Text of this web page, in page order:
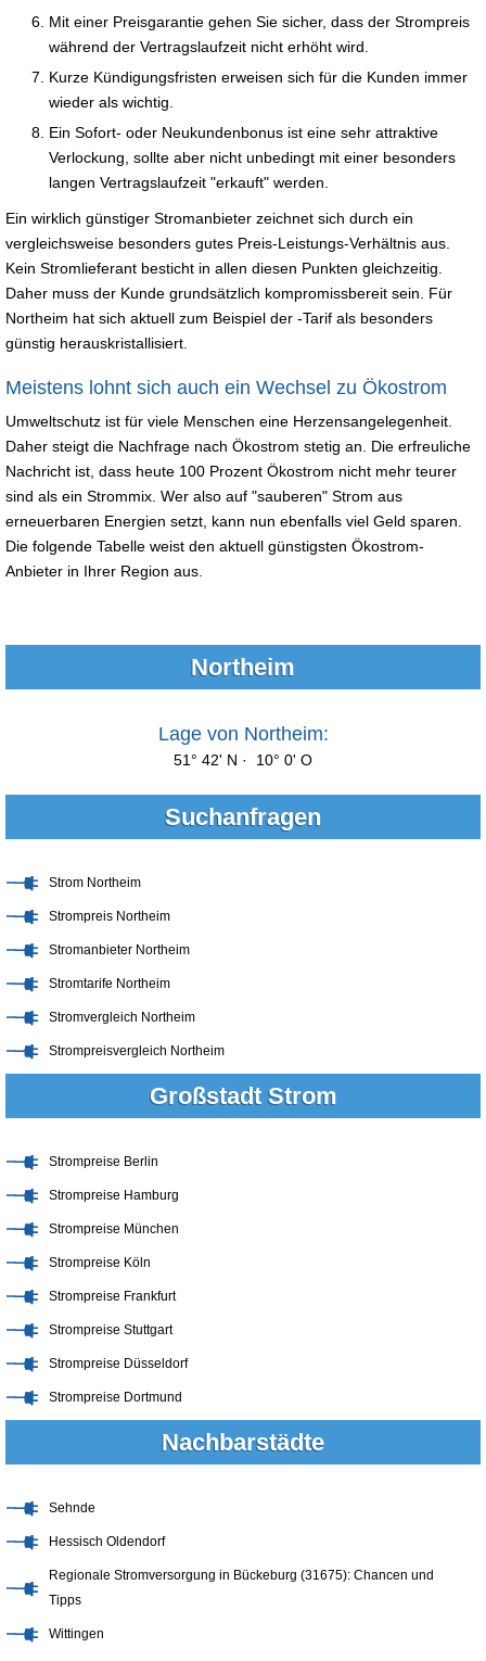
Mit einer Preisgarantie gehen Sie sicher, dass der Strompreis
während der Vertragslaufzeit nicht erhöht wird.
Kurze Kündigungsfristen erweisen sich für die Kunden immer
wieder als wichtig.
Ein Sofort- oder Neukundenbonus ist eine sehr attraktive
Verlockung, sollte aber nicht unbedingt mit einer besonders
langen Vertragslaufzeit "erkauft" werden.
Ein wirklich günstiger Stromanbieter zeichnet sich durch ein
vergleichsweise besonders gutes Preis-Leistungs-Verhältnis aus.
Kein Stromlieferant besticht in allen diesen Punkten gleichzeitig.
Daher muss der Kunde grundsätzlich kompromissbereit sein. Für
Northeim hat sich aktuell zum Beispiel der -Tarif als besonders
günstig herauskristallisiert.
Meistens lohnt sich auch ein Wechsel zu Ökostrom
Umweltschutz ist für viele Menschen eine Herzensangelegenheit.
Daher steigt die Nachfrage nach Ökostrom stetig an. Die erfreuliche
Nachricht ist, dass heute 100 Prozent Ökostrom nicht mehr teurer
sind als ein Strommix. Wer also auf "sauberen" Strom aus
erneuerbaren Energien setzt, kann nun ebenfalls viel Geld sparen.
Die folgende Tabelle weist den aktuell günstigsten Ökostrom-
Anbieter in Ihrer Region aus.
Northeim
Lage von Northeim:
51° 42' N · 10° 0' O
Suchanfragen
Strom Northeim
Strompreis Northeim
Stromanbieter Northeim
Stromtarife Northeim
Stromvergleich Northeim
Strompreisvergleich Northeim
Großstadt Strom
Strompreise Berlin
Strompreise Hamburg
Strompreise München
Strompreise Köln
Strompreise Frankfurt
Strompreise Stuttgart
Strompreise Düsseldorf
Strompreise Dortmund
Nachbarstädte
Sehnde
Hessisch Oldendorf
Regionale Stromversorgung in Bückeburg (31675): Chancen und
Tipps
Wittingen